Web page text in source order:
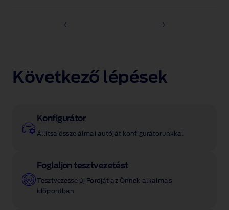
Következő lépések
Konfigurátor
Állítsa össze álmai autóját konfigurátorunkkal
Foglaljon tesztvezetést
Tesztvezesse új Fordját az Önnek alkalmas
időpontban